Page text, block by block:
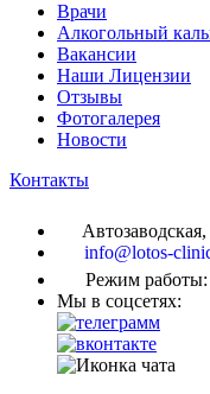
Врачи
Алкогольный
Вакансии
Наши Лицензии
Отзывы
Фотогалерея
Новости
Контакты
info@lotos-
Режим работы:
Мы в соцсетях: